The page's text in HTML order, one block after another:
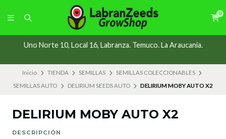
0
Uno Norte 10, Local 16, Labranza. Temuco. La Araucanía.
Inicio TIENDA SEMILLAS
SEMILLAS COLECCIONABLES
SEMILLAS AUTO
DELIRIUM SEEDS AUTO DELIRIUM MOBY AUTO X2
DELIRIUM MOBY AUTO X2
DESCRIPCIÓN